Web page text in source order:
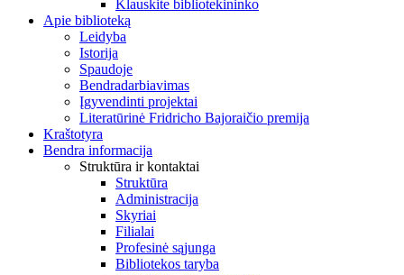
Klauskite bibliotekininko
Apie biblioteką
Leidyba
Istorija
Spaudoje
Bendradarbiavimas
Įgyvendinti projektai
Literatūrinė Fridricho Bajoraičio premija
Kraštotyra
Bendra informacija
Struktūra ir kontaktai
Struktūra
Administracija
Skyriai
Filialai
Profesinė sąjunga
Bibliotekos taryba